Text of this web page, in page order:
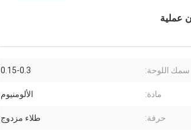
سمك اللوحة: 0.15-0.3
مادة: الألومنيوم
حرفة: طلاء مزدوج